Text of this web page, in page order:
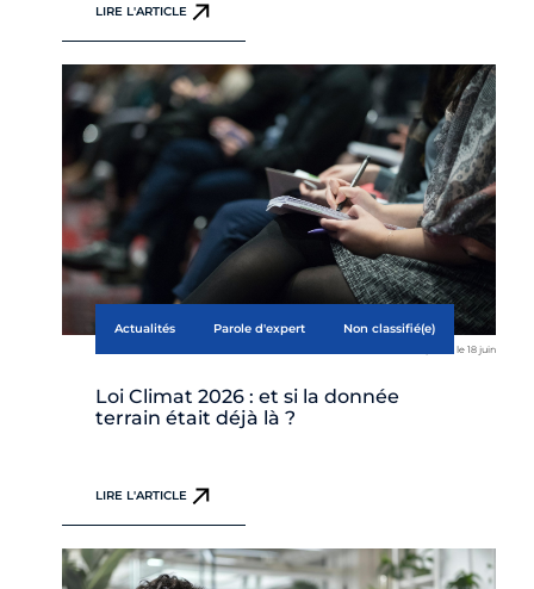
LIRE L'ARTICLE
Actualités Parole d'expert Non classifié(e)
publié le 18 juin
Loi Climat 2026 : et si la donnée
terrain était déjà là ?
LIRE L'ARTICLE